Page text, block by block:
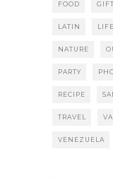
FOOD
LATIN
NATURE
PARTY
RECIPE
TRAVEL
VENEZUELA